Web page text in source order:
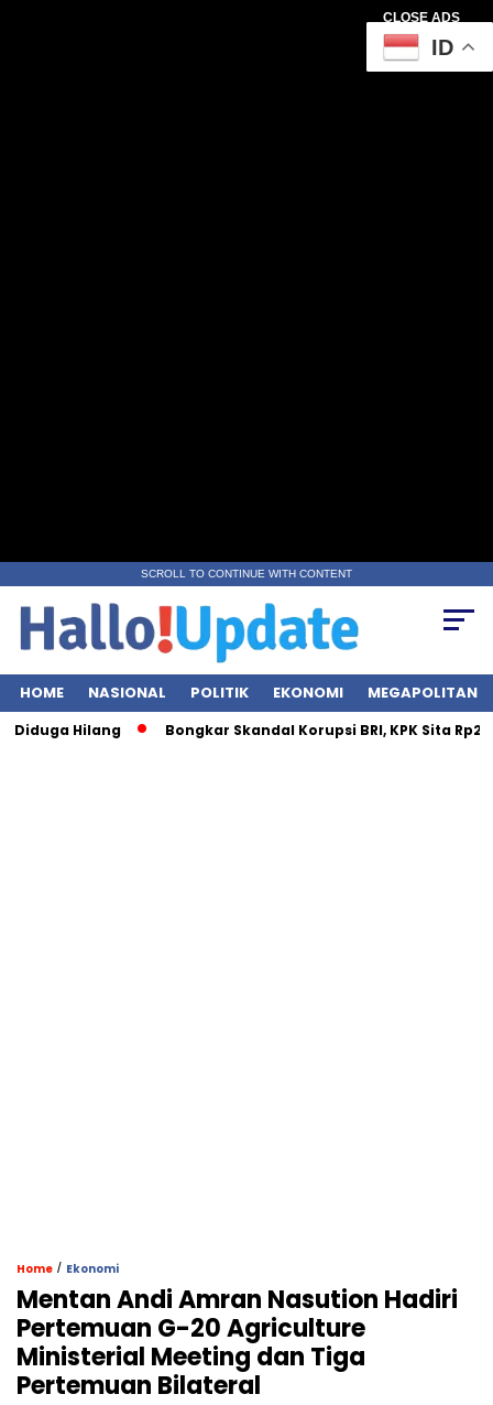
CLOSE ADS
SCROLL TO CONTINUE WITH CONTENT
HOME NASIONAL POLITIK EKONOMI MEGAPOLITAN
Hilang Bongkar Skandal Korupsi BRI, KPK Sita Rp28 Miliar
Home / Ekonomi
Mentan Andi Amran Nasution Hadiri
Pertemuan G-20 Agriculture
Ministerial Meeting dan Tiga
Pertemuan Bilateral
ID